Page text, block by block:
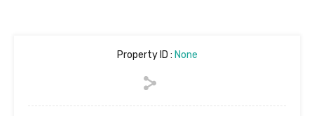
Property ID : None